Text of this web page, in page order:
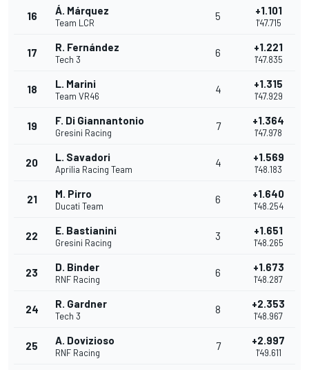
16 Á. Márquez
Team LCR
5 +1.101
1'47.715
17 R. Fernández
Tech 3
6 +1.221
1'47.835
18 L. Marini
Team VR46
4 +1.315
1'47.929
19 F. Di Giannantonio
Gresini Racing
7 +1.364
1'47.978
20 L. Savadori
Aprilia Racing Team
4 +1.569
1'48.183
21 M. Pirro
Ducati Team
6 +1.640
1'48.254
22 E. Bastianini
Gresini Racing
3 +1.651
1'48.265
23 D. Binder
RNF Racing
6 +1.673
1'48.287
24 R. Gardner
Tech 3
8 +2.353
1'48.967
25 A. Dovizioso
RNF Racing
7 +2.997
1'49.611